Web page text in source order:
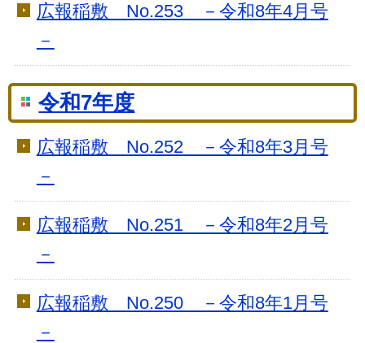
広報稲敷 No.253 －令和8年4月号
－
令和7年度
広報稲敷 No.252 －令和8年3月号
－
広報稲敷 No.251 －令和8年2月号
－
広報稲敷 No.250 －令和8年1月号
－